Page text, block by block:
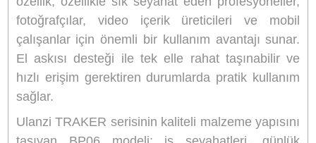
litrelik hacmine rağmen son derece verimli
yerleşim sunar. Origami tarzı
bölmeleri sayesinde her aksesuar için ayrı
oluşturur; böylece çantanızın içinde
ekipmanlara saniyeler içinde
Clamshell adı verilen tam açılabilir
tasarım, iç bölmeye geniş açıyla erişim